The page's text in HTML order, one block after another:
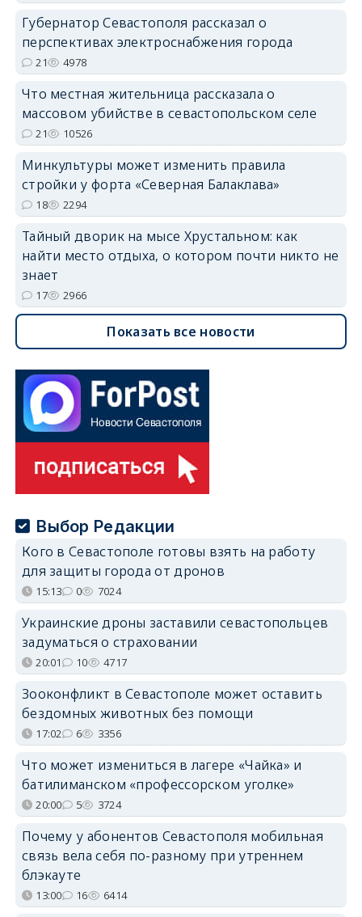
Губернатор Севастополя рассказал о
перспективах электроснабжения города
21 4978
Что местная жительница рассказала о
массовом убийстве в севастопольском селе
21 10526
Минкультуры может изменить правила
стройки у форта «Северная Балаклава»
18 2294
Тайный дворик на мысе Хрустальном: как
найти место отдыха, о котором почти никто не
знает
17 2966
Показать все новости
Выбор Редакции
Кого в Севастополе готовы взять на работу
для защиты города от дронов
15:13 0 7024
Украинские дроны заставили севастопольцев
задуматься о страховании
20:01 10 4717
Зооконфликт в Севастополе может оставить
бездомных животных без помощи
17:02 6 3356
Что может измениться в лагере «Чайка» и
батилиманском «профессорском уголке»
20:00 5 3724
Почему у абонентов Севастополя мобильная
связь вела себя по-разному при утреннем
блэкауте
13:00 16 6414